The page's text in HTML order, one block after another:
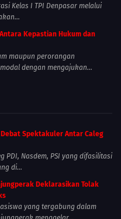
Kelas I TPI Denpasar melalui
Kepastian Hukum dan
maupun perorangan
dengan mengajukan...
Spektakuler Antar Caleg
PDI, Nasdem, PSI yang difasilitasi
di...
Deklarasikan Tolak
yang tergabung dalam